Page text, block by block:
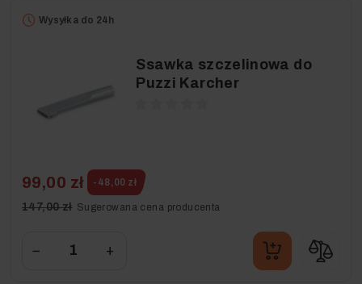
Wysyłka do 24h
Ssawka szczelinowa do
Puzzi Karcher
99,00 zł -48,00 zł
147,00 zł Sugerowana cena producenta
− +